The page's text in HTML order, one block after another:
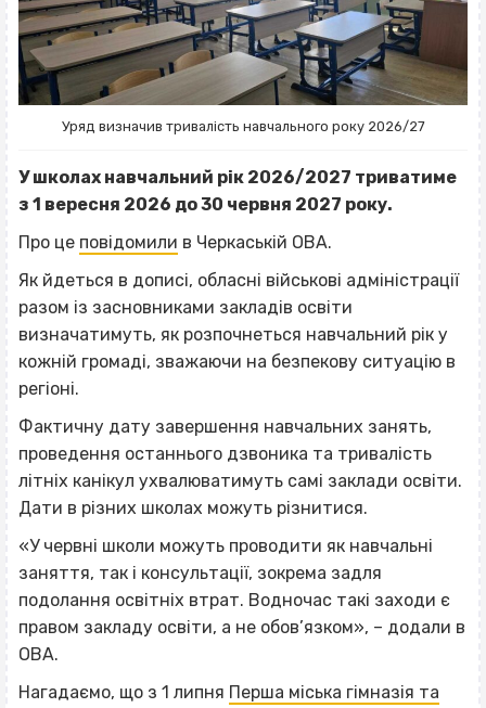
Уряд визначив тривалість навчального року 2026/27
У школах навчальний рік 2026/2027 триватиме
з 1 вересня 2026 до 30 червня 2027 року.
Про це повідомили в Черкаській ОВА.
Як йдеться в дописі, обласні військові адміністрації
разом із засновниками закладів освіти
визначатимуть, як розпочнеться навчальний рік у
кожній громаді, зважаючи на безпекову ситуацію в
регіоні.
Фактичну дату завершення навчальних занять,
проведення останнього дзвоника та тривалість
літніх канікул ухвалюватимуть самі заклади освіти.
Дати в різних школах можуть різнитися.
«У червні школи можуть проводити як навчальні
заняття, так і консультації, зокрема задля
подолання освітніх втрат. Водночас такі заходи є
правом закладу освіти, а не обов’язком», – додали в
ОВА.
Нагадаємо, що з 1 липня Перша міська гімназія та